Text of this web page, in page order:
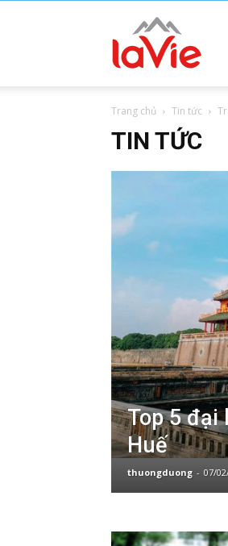
Trang chủ Tin tức
TIN TỨC
Top 5 đại
Huế
thuongduong - 07/